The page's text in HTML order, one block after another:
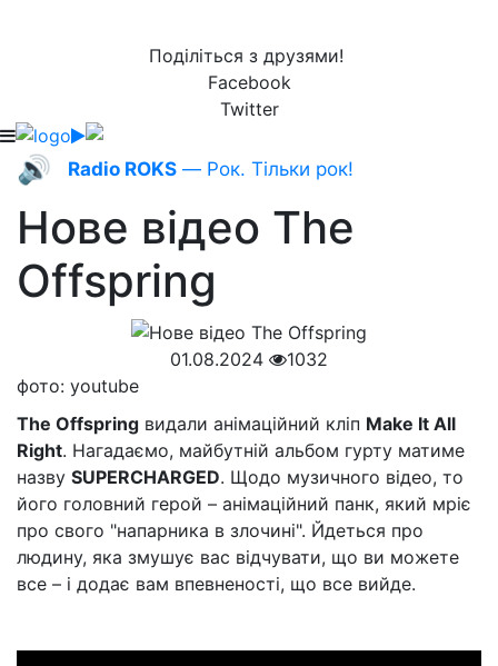
Поділіться з друзями!
Facebook
Twitter
🔊 Radio ROKS — Рок. Тільки рок!
Нове відео The
Offspring
01.08.2024
1032
фото: youtube
The Offspring видали анімаційний кліп Make It All
Right. Нагадаємо, майбутній альбом гурту матиме
назву SUPERCHARGED. Щодо музичного відео, то
його головний герой – анімаційний панк, який мріє
про свого "напарника в злочині". Йдеться про
людину, яка змушує вас відчувати, що ви можете
все – і додає вам впевненості, що все вийде.